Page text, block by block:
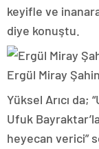
keyifle ve
diye konuştu.
Ergül Miray Şahin
Yüksel Arıcı da;
Ufuk
heyecan verici”